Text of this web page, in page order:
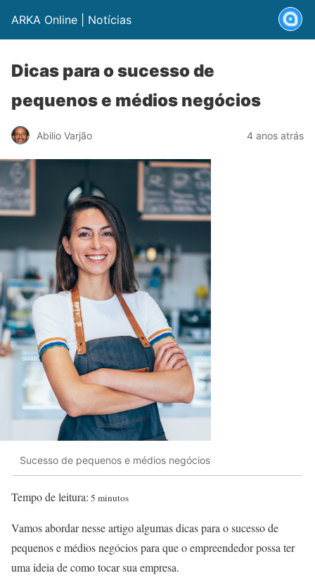
ARKA Online | Notícias
Dicas para o sucesso de
pequenos e médios negócios
Abilio Varjão 4 anos atrás
Sucesso de pequenos e médios negócios
Tempo de leitura: 5 minutos
Vamos abordar nesse artigo algumas dicas para o sucesso de
pequenos e médios negócios para que o empreendedor possa ter
uma ideia de como tocar sua empresa.